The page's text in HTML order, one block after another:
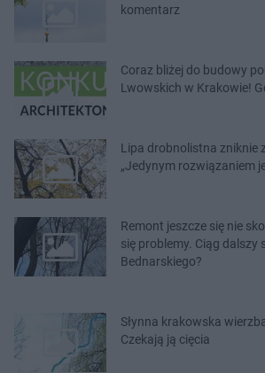
komentarz
Coraz bliżej do budowy
Lwowskich w Krakowie!
Lipa drobnolistna zniknie
„Jedynym rozwiązaniem
Remont jeszcze się nie
się problemy. Ciąg dalszy
Bednarskiego?
Słynna krakowska
Czekają ją cięcia